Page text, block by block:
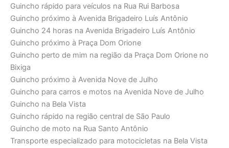
Guincho rápido para veículos na Rua Rui Barbosa
Guincho próximo à Avenida Brigadeiro Luís Antônio
Guincho 24 horas na Avenida Brigadeiro Luís Antônio
Guincho próximo à Praça Dom Orione
Guincho perto de mim na região da Praça Dom Orione no
Bixiga
Guincho próximo à Avenida Nove de Julho
Guincho para carros e motos na Avenida Nove de Julho
Guincho na Bela Vista
Guincho rápido na região central de São Paulo
Guincho de moto na Rua Santo Antônio
Transporte especializado para motocicletas na Bela Vista